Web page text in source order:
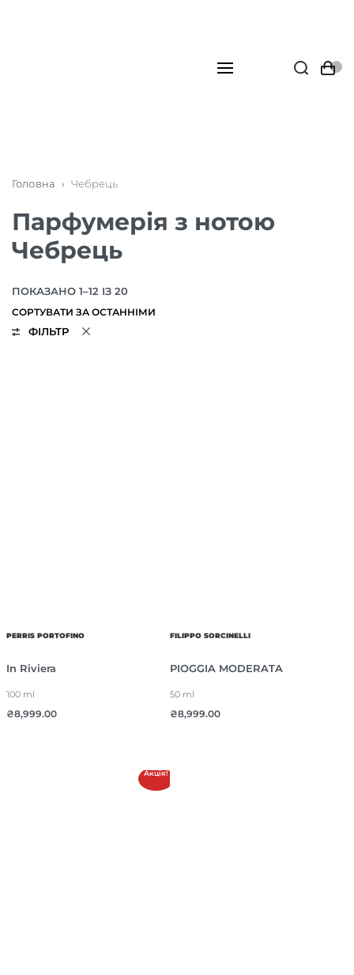
Головна › Чебрець
Парфумерія з нотою
Чебрець
ПОКАЗАНО 1–12 ІЗ 20
ФІЛЬТР
PERRIS PORTOFINO
In Riviera
100 ml
₴8,999.00
FILIPPO SORCINELLI
PIOGGIA MODERATA
50 ml
₴8,999.00
Акція!